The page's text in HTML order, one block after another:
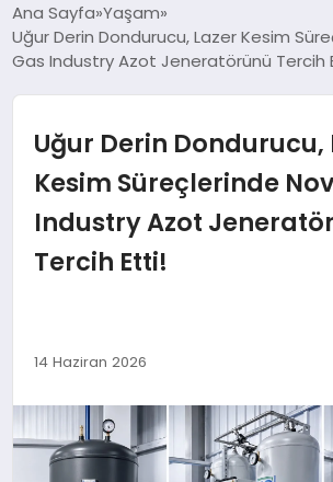
GÜNDEM
EĞITIM
SOSYAL MEDYA
Ana Sayfa Yaşam
Uğur Derin Dondurucu, Lazer Kesim
Gas Industry Azot Jeneratörünü Tercih
Uğur Derin Dondurucu,
Kesim Süreçlerinde
Industry Azot
Tercih Etti!
14 Haziran 2026